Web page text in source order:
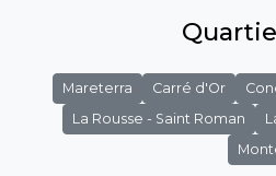
Mareterra Carré d'Or
La Rousse - Saint Roman